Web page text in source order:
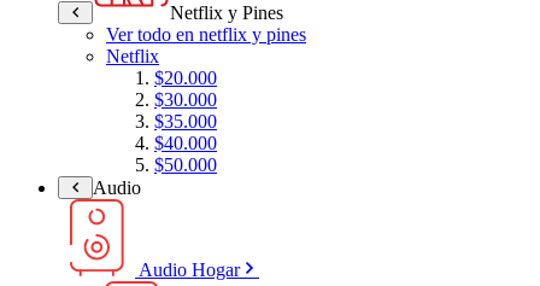
Netflix y Pines
Ver todo en netflix y pines
Netflix
$20.000
$30.000
$35.000
$40.000
$50.000
Audio
Audio Hogar